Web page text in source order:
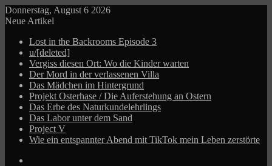
Donnerstag, August 6 2026
Neue Artikel
Lost in the Backrooms Episode 3
u/[deleted]
Vergiss diesen Ort: Wo die Kinder warten
Der Mord in der verlassenen Villa
Das Mädchen im Hintergrund
Projekt Osterhase / Die Auferstehung an Ostern
Das Erbe des Naturkundelehrlings
Das Labor unter dem Sand
Project V
Wie ein entspannter Abend mit TikTok mein Leben zerstörte